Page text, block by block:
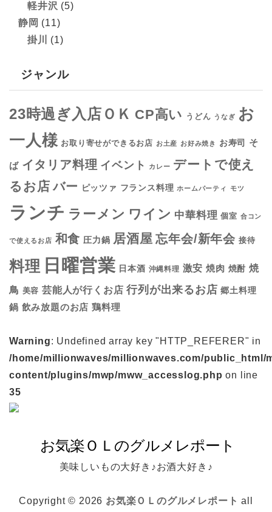
軽井沢 (5)
静岡 (11)
掛川
(1)
ジャンル
23時過ぎ入店ＯＫ CP高い うどん うなぎ お
一人様 お取り寄せができるお店 お土産 お好み焼き お寿司 そ
ば イタリア料理 イベント カレー デートで使え
るお店 バー ピッツァ フランス料理 ホームパーティ モツ
ランチ ラーメン ワイン 中華料理 個室 合コン
で使えるお店 和食 圧力鍋 居酒屋 忘年会/新年会 接待
料理 日曜営業 日本酒 沖縄料理 激安 焼肉 焼酎 焼
鳥 美容 芸能人が行くお店 行列が出来るお店 郷土料理
鍋 飲み放題のお店 鶏料理
Warning: Undefined array key "HTTP_REFERER" in
/home/millionwaves/millionwaves.com/public_html/
content/plugins/mwp/mww_accesslog.php on line
35
美味しいもの大好き♪お酒大好き♪
Copyright © 2026 お気楽ＯＬのグルメレポート all